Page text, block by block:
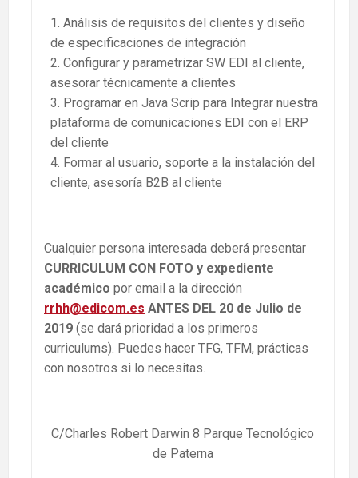
Análisis de requisitos del clientes y diseño
de especificaciones de integración
Configurar y parametrizar SW EDI al cliente,
asesorar técnicamente a clientes
Programar en Java Scrip para Integrar nuestra
plataforma de comunicaciones EDI con el ERP
del cliente
Formar al usuario, soporte a la instalación del
cliente, asesoría B2B al cliente
Cualquier persona interesada deberá presentar
CURRICULUM CON FOTO y expediente
académico por email a la dirección
rrhh@edicom.es ANTES DEL 20 de Julio de
2019 (se dará prioridad a los primeros
curriculums). Puedes hacer TFG, TFM, prácticas
con nosotros si lo necesitas.
C/Charles Robert Darwin 8 Parque Tecnológico
de Paterna